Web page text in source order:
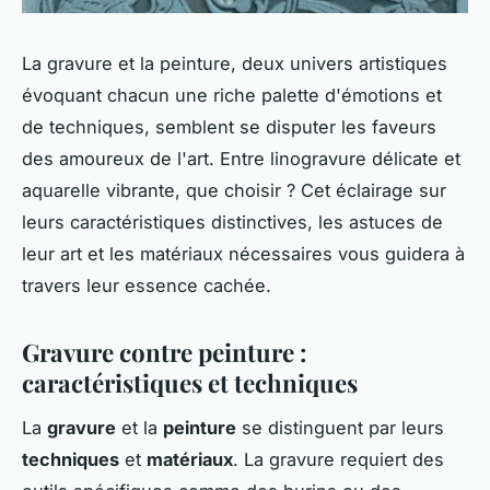
La gravure et la peinture, deux univers artistiques
évoquant chacun une riche palette d'émotions et
de techniques, semblent se disputer les faveurs
des amoureux de l'art. Entre linogravure délicate et
aquarelle vibrante, que choisir ? Cet éclairage sur
leurs caractéristiques distinctives, les astuces de
leur art et les matériaux nécessaires vous guidera à
travers leur essence cachée.
Gravure contre peinture :
caractéristiques et techniques
La gravure et la peinture se distinguent par leurs
techniques et matériaux. La gravure requiert des